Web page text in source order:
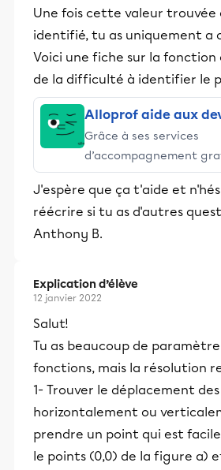
Une fois cette valeur trouvée
identifié, tu as uniquement a
Voici une fiche sur la fonction
de la difficulté à identifier le
Alloprof aide aux
Grâce à ses services
d’accompagnement
stimulants, Alloprof
et leurs parents dans
éducative.
J'espère que ça t'aide et
réécrire si tu as d'autres
Anthony B.
Explication d’élève
12 janvier 2022
Salut!
Tu as beaucoup de
fonctions, mais la résolution
1- Trouver le déplacement
horizontalement ou
prendre un point qui est
le points (0,0) de la figure a)